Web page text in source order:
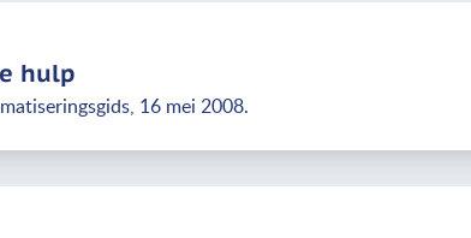
hulp
16 mei 2008.